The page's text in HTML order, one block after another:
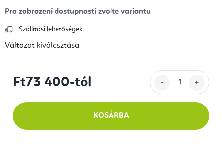
Szállítási lehetőségek
Változat kiválasztása
Ft73 400-tól
KOSÁRBA